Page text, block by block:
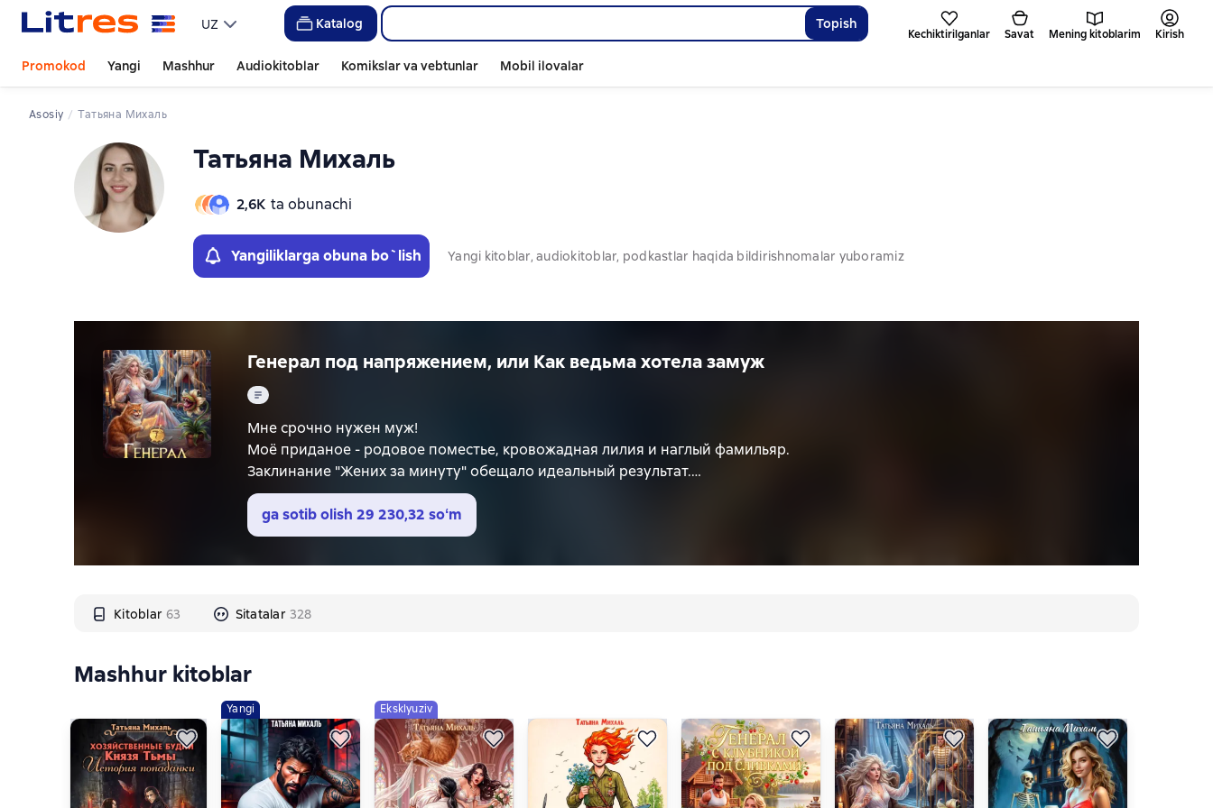
UZ Katalog Topish
Kechiktirilganlar Savat Mening kitoblarim Kirish
Promokod Yangi Mashhur Audiokitoblar Komikslar va vebtunlar Mobil ilovalar
Asosiy Татьяна Михаль
Татьяна Михаль
2,6К ta obunachi
Yangiliklarga obuna bo`lish Yangi kitoblar, audiokitoblar, podkastlar haqida bildirishnomalar yuboramiz
Генерал под напряжением, или Как ведьма хотела замуж
Matn
Мне срочно нужен муж!
Моё приданое - родовое поместье, кровожадная лилия и наглый фамильяр.
Заклинание "Жених за минуту" обещало идеальный результат.
Но вместо покладистого супруга я получила ворох проблем и разъярённого генерала в клетке, который ненавидит магию.
Теперь мы связаны магией и обречены жить под одной крышей, пока смерть не разлучит нас.
Уютное, остроумное фэнтези, полное магии и любви! Книга для тех, кто верит, что судьба никогда не ошибается!
ga sotib olish 29 230,32 soʻm
Kitoblar 63 Sitatalar 328
Слайдер с книгами
Mashhur kitoblar
Yangi Eksklyuziv
Слайдер с книгами